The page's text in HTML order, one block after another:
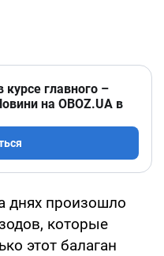
главного –
на OBOZ.UA в
днях произошло
которые
этот балаган